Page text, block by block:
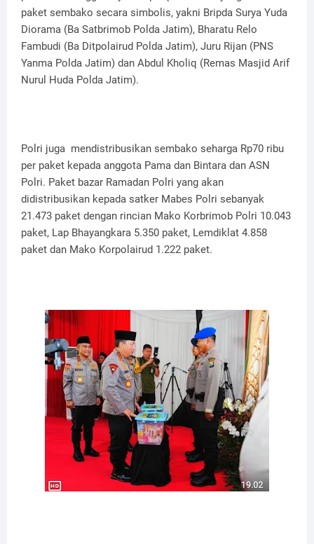
paket sembako secara simbolis, yakni Bripda Surya Yuda
Diorama (Ba Satbrimob Polda Jatim), Bharatu Relo
Fambudi (Ba Ditpolairud Polda Jatim), Juru Rijan (PNS
Yanma Polda Jatim) dan Abdul Kholiq (Remas Masjid Arif
Nurul Huda Polda Jatim).
Polri juga mendistribusikan sembako seharga Rp70 ribu
per paket kepada anggota Pama dan Bintara dan ASN
Polri. Paket bazar Ramadan Polri yang akan
didistribusikan kepada satker Mabes Polri sebanyak
21.473 paket dengan rincian Mako Korbrimob Polri 10.043
paket, Lap Bhayangkara 5.350 paket, Lemdiklat 4.858
paket dan Mako Korpolairud 1.222 paket.